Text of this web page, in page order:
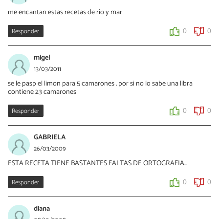
me encantan estas recetas de rio y mar
Responder 0 0
migel
13/03/2011
se le pasp el limon para 5 camarones . por si no lo sabe una libra
contiene 23 camarones
Responder 0 0
GABRIELA
26/03/2009
ESTA RECETA TIENE BASTANTES FALTAS DE ORTOGRAFIA...
Responder 0 0
diana